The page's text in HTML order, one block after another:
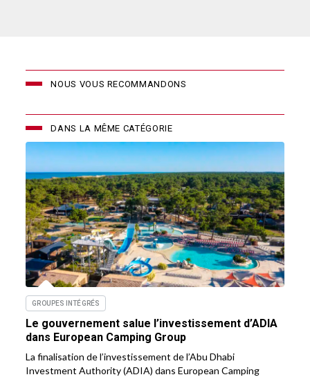
NOUS VOUS RECOMMANDONS
DANS LA MÊME CATÉGORIE
GROUPES INTÉGRÉS
Le gouvernement salue l’investissement d’ADIA
dans European Camping Group
La finalisation de l’investissement de l’Abu Dhabi
Investment Authority (ADIA) dans European Camping